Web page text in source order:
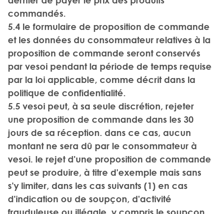
commandés.
5.4 le formulaire de proposition de commande
et les données du consommateur relatives à la
proposition de commande seront conservés
par vesoi pendant la période de temps requise
par la loi applicable, comme décrit dans la
politique de confidentialité.
5.5 vesoi peut, à sa seule discrétion, rejeter
une proposition de commande dans les 30
jours de sa réception. dans ce cas, aucun
montant ne sera dû par le consommateur à
vesoi. le rejet d'une proposition de commande
peut se produire, à titre d'exemple mais sans
s'y limiter, dans les cas suivants (1) en cas
d'indication ou de soupçon, d'activité